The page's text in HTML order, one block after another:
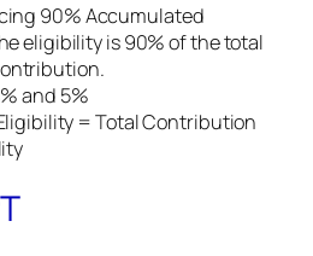
90% Accumulated
eligibility is 90% of the total
and 5%
= Total Contribution